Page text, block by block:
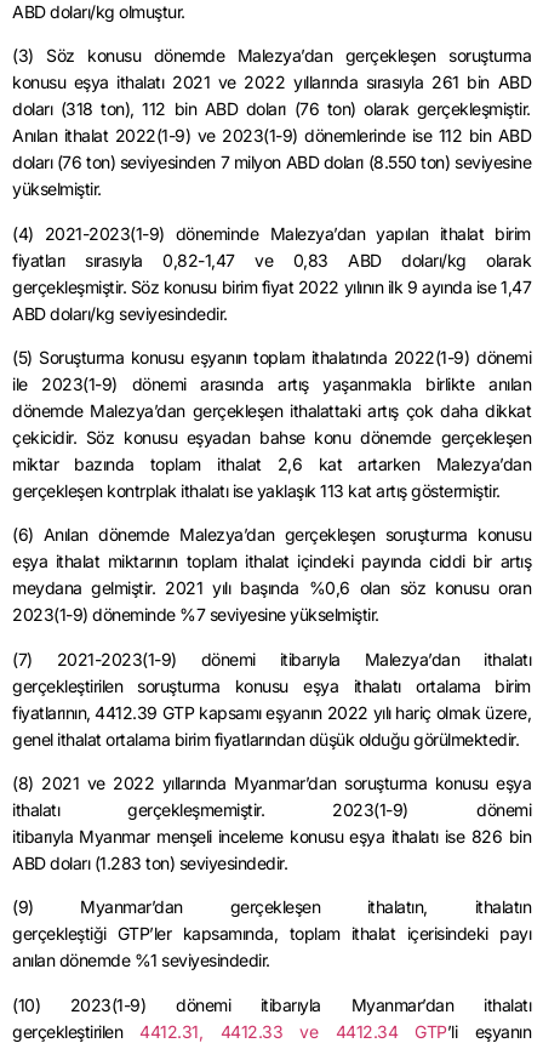
ABD doları/kg olmuştur.
(3) Söz konusu dönemde Malezya’dan gerçekleşen soruşturma
konusu eşya ithalatı 2021 ve 2022 yıllarında sırasıyla 261 bin ABD
doları (318 ton), 112 bin ABD doları (76 ton) olarak gerçekleşmiştir.
Anılan ithalat 2022(1-9) ve 2023(1-9) dönemlerinde ise 112 bin ABD
doları (76 ton) seviyesinden 7 milyon ABD doları (8.550 ton) seviyesine
yükselmiştir.
(4) 2021-2023(1-9) döneminde Malezya’dan yapılan ithalat birim
fiyatları sırasıyla 0,82-1,47 ve 0,83 ABD doları/kg olarak
gerçekleşmiştir. Söz konusu birim fiyat 2022 yılının ilk 9 ayında ise 1,47
ABD doları/kg seviyesindedir.
(5) Soruşturma konusu eşyanın toplam ithalatında 2022(1-9) dönemi
ile 2023(1-9) dönemi arasında artış yaşanmakla birlikte anılan
dönemde Malezya’dan gerçekleşen ithalattaki artış çok daha dikkat
çekicidir. Söz konusu eşyadan bahse konu dönemde gerçekleşen
miktar bazında toplam ithalat 2,6 kat artarken Malezya’dan
gerçekleşen kontrplak ithalatı ise yaklaşık 113 kat artış göstermiştir.
(6) Anılan dönemde Malezya’dan gerçekleşen soruşturma konusu
eşya ithalat miktarının toplam ithalat içindeki payında ciddi bir artış
meydana gelmiştir. 2021 yılı başında %0,6 olan söz konusu oran
2023(1-9) döneminde %7 seviyesine yükselmiştir.
(7) 2021-2023(1-9) dönemi itibarıyla Malezya’dan ithalatı
gerçekleştirilen soruşturma konusu eşya ithalatı ortalama birim
fiyatlarının,4412.39 GTP kapsamı eşyanın 2022 yılı hariç olmak üzere,
genel ithalat ortalama birim fiyatlarından düşük olduğu görülmektedir.
(8) 2021 ve 2022 yıllarında Myanmar’dansoruşturma konusu eşya
ithalatı gerçekleşmemiştir. 2023(1-9) dönemi
itibarıyla Myanmarmenşeli inceleme konusu eşya ithalatı ise 826 bin
ABD doları (1.283 ton) seviyesindedir.
(9) Myanmar’dangerçekleşen ithalatın, ithalatın
gerçekleştiği GTP’lerkapsamında, toplam ithalat içerisindeki payı
anılan dönemde %1 seviyesindedir.
(10) 2023(1-9) dönemi itibarıyla Myanmar’danithalatı
gerçekleştirilen4412.31, 4412.33 ve 4412.34GTP’lieşyanın